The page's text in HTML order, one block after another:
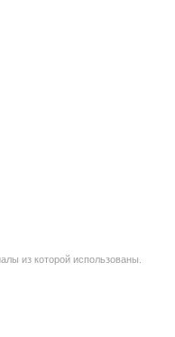
из которой использованы.